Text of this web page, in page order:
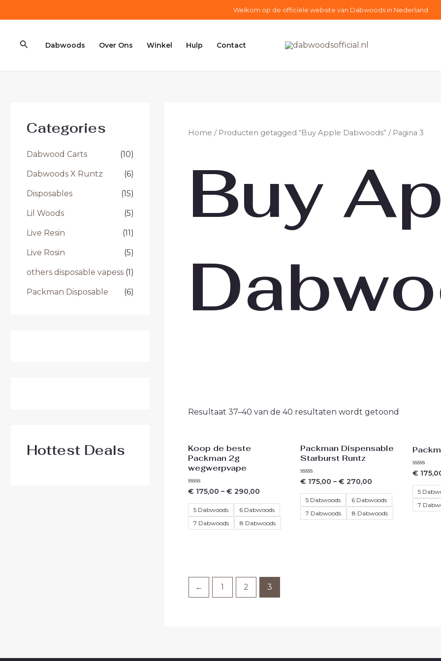
naar
inhoud
Welkom op de officiële website van Dabwoods in Nederland
ZoekenDabwoods Over Ons Winkel Hulp Contact
Categories
Dabwood Carts (10)
Dabwoods X Runtz (6)
Disposables (15)
Lil Woods (5)
Live Resin (11)
Live Rosin (5)
others disposable vapess (1)
Packman Disposable (6)
Hottest Deals
Home / Producten getagged “Buy Apple Dabwoods” / Pagina 3
Buy
Resultaat 37–40 van de 40 resultaten wordt getoond
Koop de beste
Packman 2g
wegwerpvape
Waardering
uit
€ 175,00 – € 290,00
5 Dabwoods
6 Dabwoods
7 Dabwoods
8 Dabwoods
Packman Dispensable
Starburst Runtz
Waardering
uit
€ 175,00 – € 270,00
5 Dabwoods
6 Dabwoods
7 Dabwoods
8 Dabwoods
uit
€
5
7
← 1 2 3